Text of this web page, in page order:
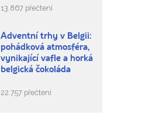
13.867 přečtení
Adventní trhy v Belgii:
pohádková atmosféra,
vynikající vafle a horká
belgická čokoláda
22.757 přečtení